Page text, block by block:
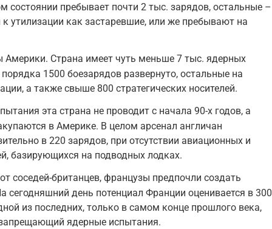
состоянии пребывает почти 2 тыс. зарядов, остальные –
к утилизации как застаревшие, или же пребывают на
Страна имеет чуть меньше 7 тыс. ядерных
1500 боезарядов развернуто, остальные на
а также свыше 800 стратегических носителей.
эта страна не проводит с начала 90-х годов, а
в Америке. В целом арсенал англичан
в 220 зарядов, при отсутствии авиационных и
базирующихся на подводных лодках.
соседей-британцев, французы предпочли создать
сегодняшний день потенциал Франции оценивается в 300
из последних, только в самом конце прошлого века,
ядерные испытания.